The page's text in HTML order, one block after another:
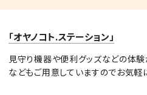
「オヤノコト.ステーション」
見守り機器や便利グッズなどの体
などもご用意していますのでお気軽